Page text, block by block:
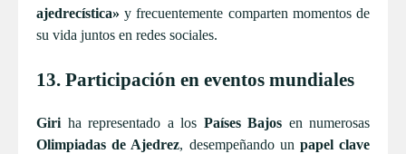
ajedrecística» y frecuentemente comparten momentos de
su vida juntos en redes sociales.
13. Participación en eventos mundiales
Giri ha representado a los Países Bajos en numerosas
Olimpiadas de Ajedrez, desempeñando un papel clave